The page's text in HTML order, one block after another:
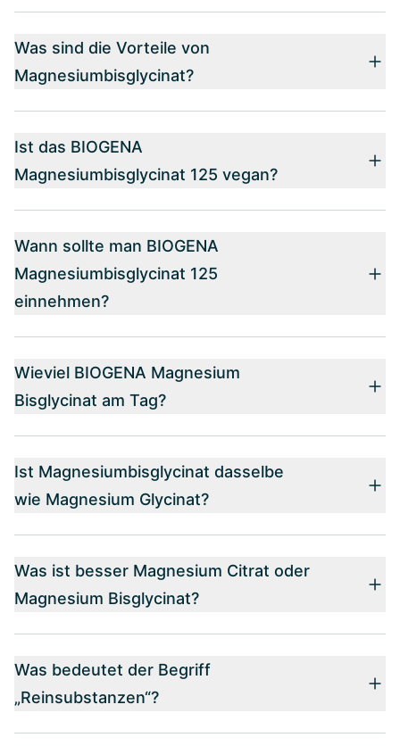
Was sind die Vorteile von
Magnesiumbisglycinat?
Ist das BIOGENA
Magnesiumbisglycinat 125 vegan?
Wann sollte man BIOGENA
Magnesiumbisglycinat 125
einnehmen?
Wieviel BIOGENA Magnesium
Bisglycinat am Tag?
Ist Magnesiumbisglycinat dasselbe
wie Magnesium Glycinat?
Was ist besser Magnesium Citrat oder
Magnesium Bisglycinat?
Was bedeutet der Begriff
„Reinsubstanzen“?